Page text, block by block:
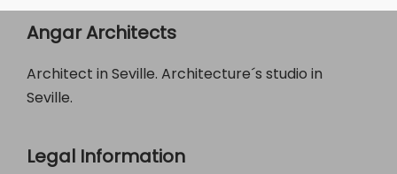
Angar Architects
Architect in Seville. Architecture´s studio in
Seville.
Legal Information